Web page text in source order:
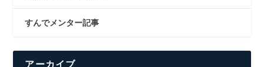
すんでメンター記事
アーカイブ